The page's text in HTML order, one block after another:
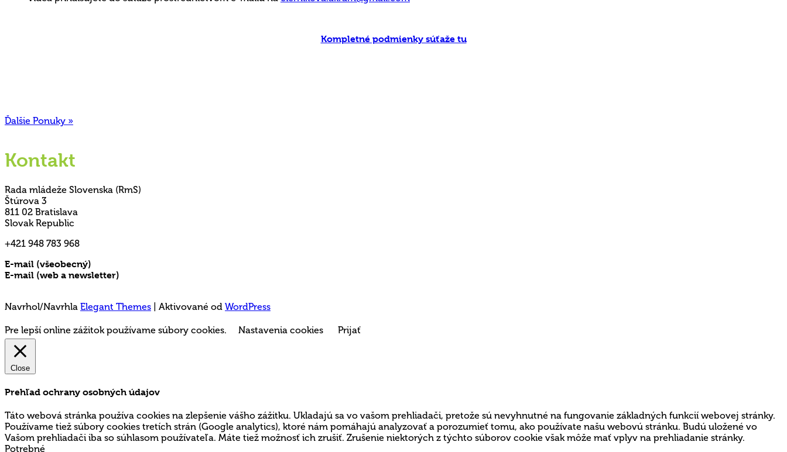
Kompletné podmienky súťaže tu
Ďalšie Ponuky »
Kontakt
Rada mládeže Slovenska (RmS)
Štúrova 3
811 02 Bratislava
Slovak Republic
+421 948 783 968
E-mail (všeobecný)
E-mail (web a newsletter)
Navrhol/Navrhla Elegant Themes | Aktivované od WordPress
Pre lepší online zážitok používame súbory cookies. Nastavenia cookies Prijať
Close
Prehľad ochrany osobných údajov
Táto webová stránka používa cookies na zlepšenie vášho zážitku. Ukladajú sa vo vašom prehliadači, pretože sú nevyhnutné na fungovanie základných funkcií webovej stránky.
Používame tiež súbory cookies tretích strán (Google analytics), ktoré nám pomáhajú analyzovať a porozumieť tomu, ako používate našu webovú stránku. Budú uložené vo
Vašom prehliadači iba so súhlasom používateľa. Máte tiež možnosť ich zrušiť. Zrušenie niektorých z týchto súborov cookie však môže mať vplyv na prehliadanie stránky.
Potrebné